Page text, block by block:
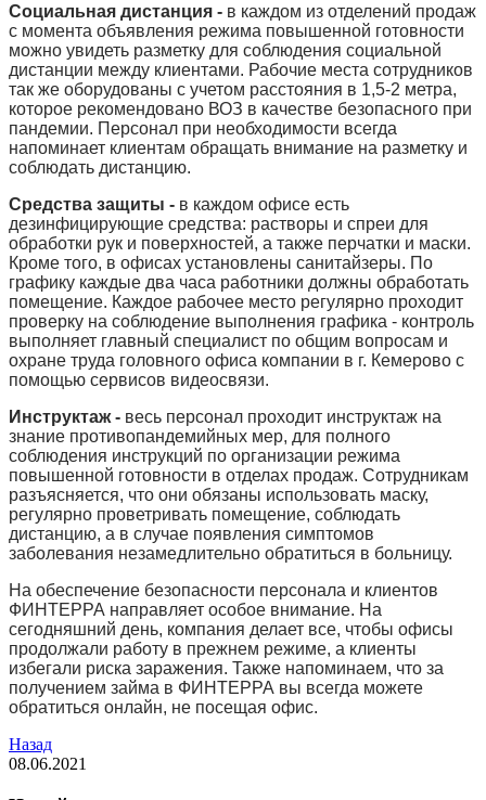
Социальная дистанция - в каждом из отделений продаж
с момента объявления режима повышенной готовности
можно увидеть разметку для соблюдения социальной
дистанции между клиентами. Рабочие места сотрудников
так же оборудованы с учетом расстояния в 1,5-2 метра,
которое рекомендовано ВОЗ в качестве безопасного при
пандемии. Персонал при необходимости всегда
напоминает клиентам обращать внимание на разметку и
соблюдать дистанцию.
Средства защиты - в каждом офисе есть
дезинфицирующие средства: растворы и спреи для
обработки рук и поверхностей, а также перчатки и маски.
Кроме того, в офисах установлены санитайзеры. По
графику каждые два часа работники должны обработать
помещение. Каждое рабочее место регулярно проходит
проверку на соблюдение выполнения графика - контроль
выполняет главный специалист по общим вопросам и
охране труда головного офиса компании в г. Кемерово с
помощью сервисов видеосвязи.
Инструктаж - весь персонал проходит инструктаж на
знание противопандемийных мер, для полного
соблюдения инструкций по организации режима
повышенной готовности в отделах продаж. Сотрудникам
разъясняется, что они обязаны использовать маску,
регулярно проветривать помещение, соблюдать
дистанцию, а в случае появления симптомов
заболевания незамедлительно обратиться в больницу.
На обеспечение безопасности персонала и клиентов
ФИНТЕРРА направляет особое внимание. На
сегодняшний день, компания делает все, чтобы офисы
продолжали работу в прежнем режиме, а клиенты
избегали риска заражения. Также напоминаем, что за
получением займа в ФИНТЕРРА вы всегда можете
обратиться онлайн, не посещая офис.
Назад
08.06.2021